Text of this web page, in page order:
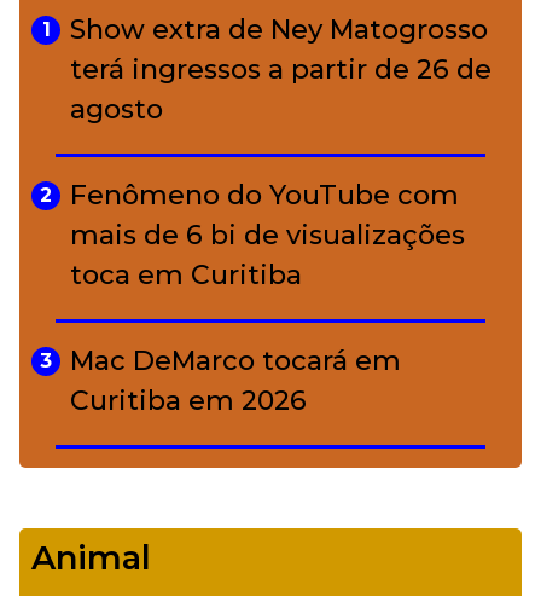
charme rústico que
conquistou o luxo
A ciência por trás da skincare: a
função de cada ativo
1
Show extra de Ney Matogrosso
terá ingressos a partir de 26 de
agosto
2
Fenômeno do YouTube com
mais de 6 bi de visualizações
toca em Curitiba
3
Mac DeMarco tocará em
Curitiba em 2026
Camerata tem repertório
diverso a partir de R$ 17
Animal